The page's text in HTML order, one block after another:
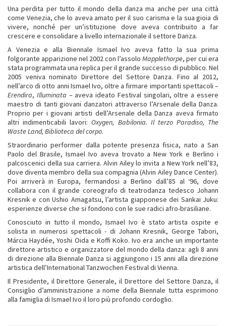
Una perdita per tutto il mondo della danza ma anche per una città
come Venezia, che lo aveva amato per il suo carisma e la sua gioia di
vivere, nonché per un’istituzione dove aveva contribuito a far
crescere e consolidare a livello internazionale il settore Danza.
A Venezia e alla Biennale Ismael Ivo aveva fatto la sua prima
folgorante apparizione nel 2002 con l’assolo Mapplethorpe, per cui era
stata programmata una replica per il grande successo di pubblico. Nel
2005 veniva nominato Direttore del Settore Danza. Fino al 2012,
nell’arco di otto anni Ismael Ivo, oltre a firmare importanti spettacoli –
Erendira, Illuminata – aveva ideato Festival singolari, oltre a essere
maestro di tanti giovani danzatori attraverso l’Arsenale della Danza.
Proprio per i giovani artisti dell’Arsenale della Danza aveva firmato
altri indimenticabili lavori:Oxygen, Babilonia. Il terzo Paradiso, The
Waste Land, Biblioteca del corpo.
Straordinario performer dalla potente presenza fisica, nato a San
Paolo del Brasile, Ismael Ivo aveva trovato a New York e Berlino i
palcoscenici della sua carriera. Alvin Ailey lo invita a New York nell’83,
dove diventa membro della sua compagnia (Alvin Ailey Dance Center).
Poi arriverà in Europa, fermandosi a Berlino dall’85 al ‘96, dove
collabora con il grande coreografo di teatrodanza tedesco Johann
Kresnik e con Ushio Amagatsu, l’artista giapponese dei Sankai Juku:
esperienze diverse che si fondono con le sue radici afro-brasiliane.
Conosciuto in tutto il mondo, Ismael Ivo è stato artista ospite e
solista in numerosi spettacoli - di Johann Kresnik, George Tabori,
Márcia Haydée, Yoshi Oida e Koffi Koko. Ivo era anche un importante
direttore artistico e organizzatore del mondo della danza: agli 8 anni
di direzione alla Biennale Danza si aggiungono i 15 anni alla direzione
artistica dell’International Tanzwochen Festival di Vienna.
Il Presidente, il Direttore Generale, il Direttore del Settore Danza, il
Consiglio d’amministrazione a nome della Biennale tutta esprimono
alla famiglia di Ismael Ivo il loro più profondo cordoglio.